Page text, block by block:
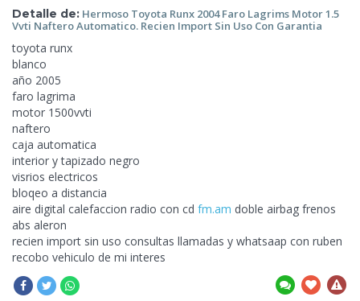
Detalle de: Hermoso Toyota Runx 2004 Faro Lagrims Motor 1.5
Vvti Naftero Automatico. Recien Import Sin Uso Con Garantia
toyota runx
blanco
año 2005
faro lagrima
motor 1500vvti
naftero
caja automatica
interior y tapizado negro
visrios electricos
bloqeo a distancia
aire digital calefaccion radio con cd fm.am doble airbag frenos
abs aleron
recien import sin uso consultas llamadas y whatsaap con ruben
recobo vehiculo de mi interes